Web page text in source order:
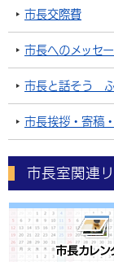
市長交際費
市長へのメッセ
市長と話そう
市長挨拶・寄稿
市長室関連